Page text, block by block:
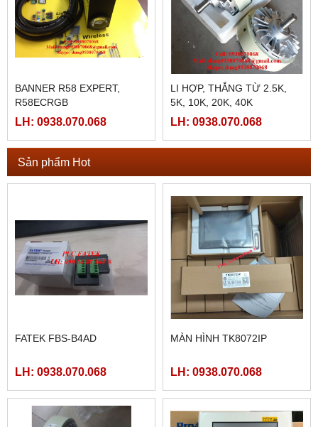
BANNER R58 EXPERT,
R58ECRGB
LH: 0938.070.068
LI HỢP, THẮNG TỪ 2.5K,
5K, 10K, 20K, 40K
LH: 0938.070.068
Sản phẩm Hot
FATEK FBS-B4AD
LH: 0938.070.068
MÀN HÌNH TK8072IP
LH: 0938.070.068